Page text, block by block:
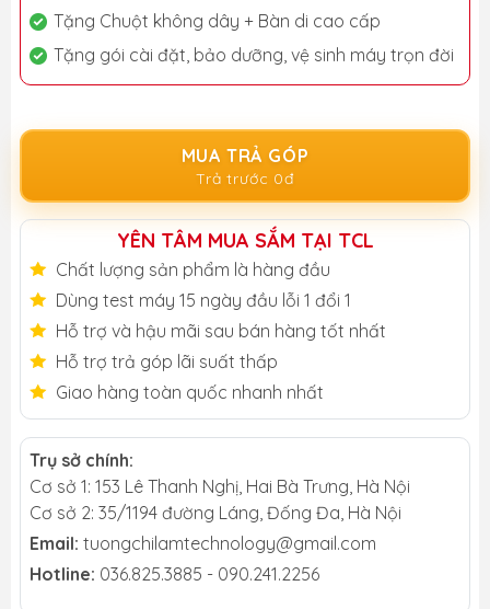
Tặng Chuột không dây + Bàn di cao cấp
Tặng gói cài đặt, bảo dưỡng, vệ sinh máy trọn đời
MUA TRẢ GÓP
Trả trước 0đ
YÊN TÂM MUA SẮM TẠI TCL
Chất lượng sản phẩm là hàng đầu
Dùng test máy 15 ngày đầu lỗi 1 đổi 1
Hỗ trợ và hậu mãi sau bán hàng tốt nhất
Hỗ trợ trả góp lãi suất thấp
Giao hàng toàn quốc nhanh nhất
Trụ sở chính:
Cơ sở 1: 153 Lê Thanh Nghị, Hai Bà Trưng, Hà Nội
Cơ sở 2: 35/1194 đường Láng, Đống Đa, Hà Nội
Email: tuongchilamtechnology@gmail.com
Hotline: 036.825.3885 - 090.241.2256